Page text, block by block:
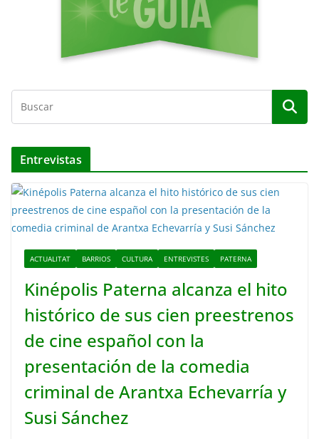
Entrevistas
ACTUALITAT BARRIOS CULTURA ENTREVISTES PATERNA
Kinépolis Paterna alcanza el hito
histórico de sus cien preestrenos
de cine español con la
presentación de la comedia
criminal de Arantxa Echevarría y
Susi Sánchez